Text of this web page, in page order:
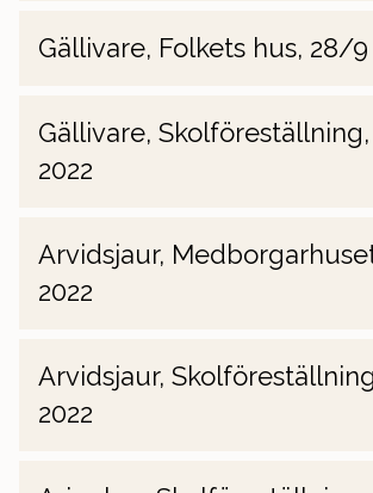
Gällivare, Folkets hus, 28/9
Gällivare,
2022
Arvidsjaur,
2022
Arvidsjaur,
2022